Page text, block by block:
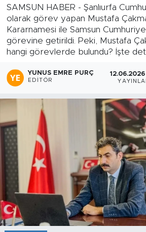
SAMSUN HABER - Şanlıurfa
olarak görev yapan Mustafa
Kararnamesi ile Samsun Cumhuriyet
görevine getirildi. Peki, Mustafa
hangi görevlerde bulundu? İşte
YUNUS EMRE PURÇ
EDITÖR
12.06.2026
Süper Lig Puan Durumu ve
Tüm Manşetler
Son Dakika Haberleri
Haber Arşivi